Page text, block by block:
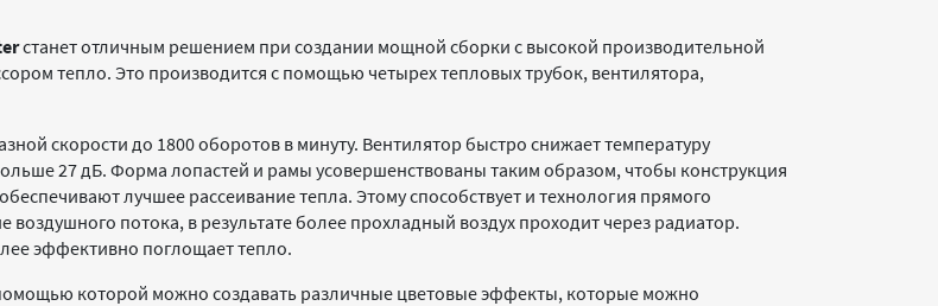
станет отличным решением при создании мощной сборки с высокой производительной
тепло. Это производится с помощью четырех тепловых трубок, вентилятора,
скорости до 1800 оборотов в минуту. Вентилятор быстро снижает температуру
27 дБ. Форма лопастей и рамы усовершенствованы таким образом, чтобы конструкция
лучшее рассеивание тепла. Этому способствует и технология прямого
потока, в результате более прохладный воздух проходит через радиатор.
эффективно поглощает тепло.
которой можно создавать различные цветовые эффекты, которые можно